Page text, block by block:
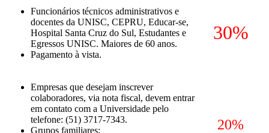
Funcionários técnicos administrativos e
docentes da UNISC, CEPRU, Educar-se,
Hospital Santa Cruz do Sul, Estudantes e
Egressos UNISC. Maiores de 60 anos.
Pagamento à vista.
30%
Empresas que desejam inscrever
colaboradores, via nota fiscal, devem entrar
em contato com a Universidade pelo
telefone: (51) 3717-7343.
Grupos familiares;
20%